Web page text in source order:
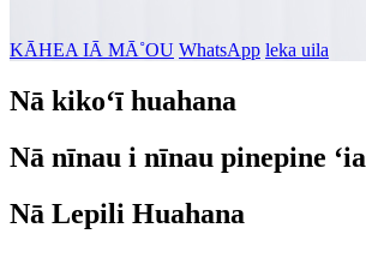
KĀHEA IĀ MĀ˚OU WhatsApp leka uila
Nā kikoʻī huahana
Nā nīnau i nīnau pinepine ʻia
Nā Lepili Huahana